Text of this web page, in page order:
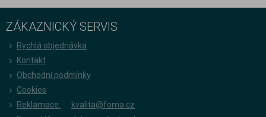
ZÁKAZNICKÝ SERVIS
Rychlá objednávka
Kontakt
Obchodní podmínky
Cookies
Reklamace:
kvalita@foma.cz